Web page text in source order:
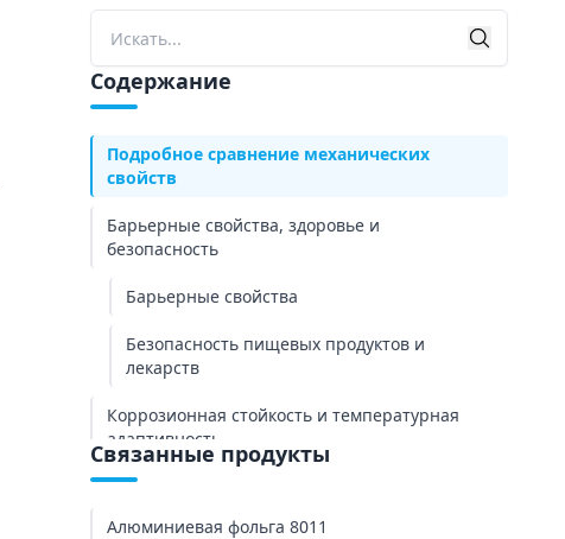
Поиск
Содержание
Сравнение химического состава
Сравнение производственных процессов:
литьевая прокатка против горячей прокатки
Подробное сравнение механических
свойств
Барьерные свойства, здоровье и
безопасность
Барьерные свойства
Безопасность пищевых продуктов и
лекарств
Коррозионная стойкость и температурная
адаптивность
Коррозионная стойкость
Температурная адаптивность
Связанные продукты
Алюминиевая фольга 8011